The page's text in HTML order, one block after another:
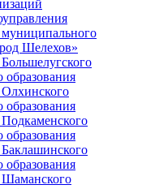
Шелехов»